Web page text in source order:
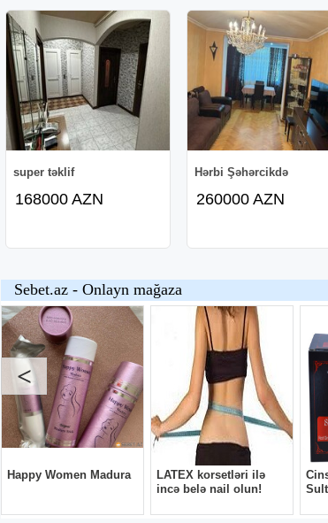
super təklif
168000 AZN
Hərbi Şəhərcikdə
260000 AZN